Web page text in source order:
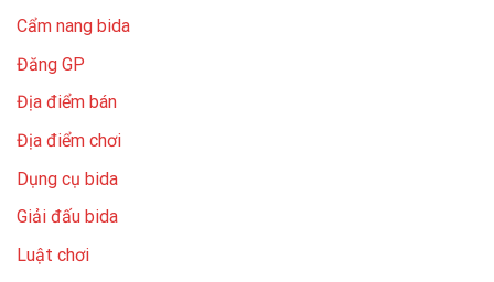
Cẩm nang bida
Đăng GP
Địa điểm bán
Địa điểm chơi
Dụng cụ bida
Giải đấu bida
Luật chơi